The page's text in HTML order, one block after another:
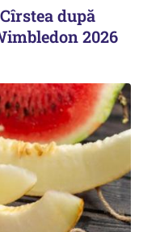
după
2026